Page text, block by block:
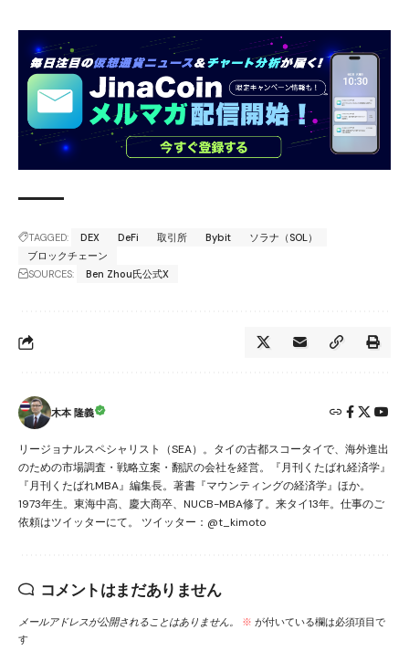
TAGGED: DEX DeFi 取引所 Bybit
ソラナ（SOL）
ブロックチェーン
SOURCES:
Ben Zhou氏公式X
木本 隆義
リージョナルスペシャリスト（SEA）。タイの古都スコータイで、海外進出
のための市場調査・戦略立案・翻訳の会社を経営。『月刊くたばれ経済学』
『月刊くたばれMBA』編集長。著書『マウンティングの経済学』ほか。
1973年生。東海中高、慶大商卒、NUCB-MBA修了。来タイ13年。仕事のご
依頼はツイッターにて。 ツイッター：@t_kimoto
コメントはまだありません
メールアドレスが公開されることはありません。 ※ が付いている欄は必須項目で
す